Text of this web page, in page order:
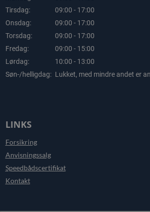
Tirsdag:
09:00 - 17:00
Onsdag:
09:00 - 17:00
Torsdag:
09:00 - 17:00
Fredag:
09:00 - 15:00
Lørdag:
10:00 - 13:00
Søn-/helligdag: Lukket, med mindre andet er
LINKS
Forsikring
Anvisningssalg
Speedbådscertifikat
Kontakt